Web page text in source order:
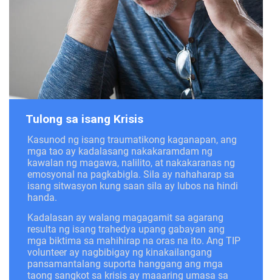
Tulong sa isang Krisis
Kasunod ng isang traumatikong kaganapan, ang
mga tao ay kadalasang nakakaramdam ng
kawalan ng magawa, nalilito, at nakakaranas ng
emosyonal na pagkabigla. Sila ay nahaharap sa
isang sitwasyon kung saan sila ay lubos na hindi
handa.
Kadalasan ay walang magagamit sa agarang
resulta ng isang trahedya upang gabayan ang
mga biktima sa mahihirap na oras na ito. Ang TIP
volunteer ay nagbibigay ng kinakailangang
pansamantalang suporta hanggang ang mga
taong sangkot sa krisis ay maaaring umasa sa